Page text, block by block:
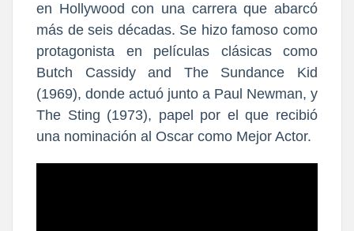
en Hollywood con una carrera que abarcó
más de seis décadas. Se hizo famoso como
protagonista en películas clásicas como
Butch Cassidy and The Sundance Kid
(1969), donde actuó junto a Paul Newman, y
The Sting (1973), papel por el que recibió
una nominación al Oscar como Mejor Actor.